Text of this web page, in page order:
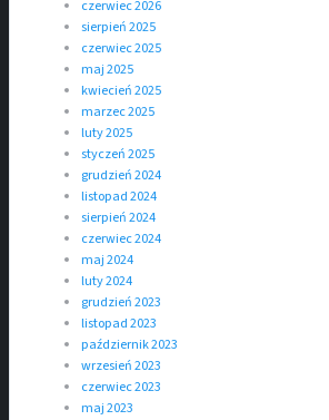
czerwiec 2026
sierpień 2025
czerwiec 2025
maj 2025
kwiecień 2025
marzec 2025
luty 2025
styczeń 2025
grudzień 2024
listopad 2024
sierpień 2024
czerwiec 2024
maj 2024
luty 2024
grudzień 2023
listopad 2023
październik 2023
wrzesień 2023
czerwiec 2023
maj 2023